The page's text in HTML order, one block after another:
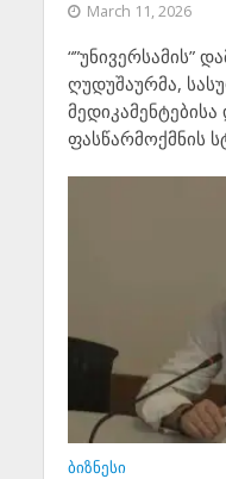
March 11, 2026
“”უნივერსამის”
ღუდუშაურმა,
მედიკამენტებისა
ფასწარმოქმნის
ᲑᲘᲖᲜᲔᲡᲘ